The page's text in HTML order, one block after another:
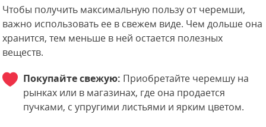
Чтобы получить максимальную пользу от черемши,
важно использовать ее в свежем виде. Чем дольше она
хранится, тем меньше в ней остается полезных
веществ.
Покупайте свежую: Приобретайте черемшу на
рынках или в магазинах, где она продается
пучками, с упругими листьями и ярким цветом.